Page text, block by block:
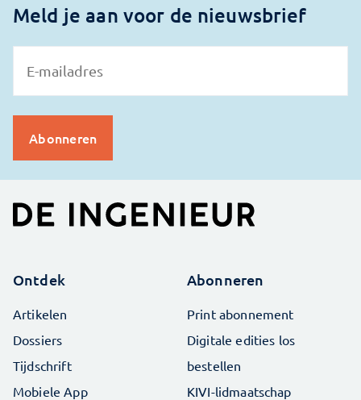
Meld je aan voor de nieuwsbrief
Ontdek
Artikelen
Dossiers
Tijdschrift
Mobiele App
Abonneren
Print abonnement
Digitale edities los
bestellen
KIVI-lidmaatschap